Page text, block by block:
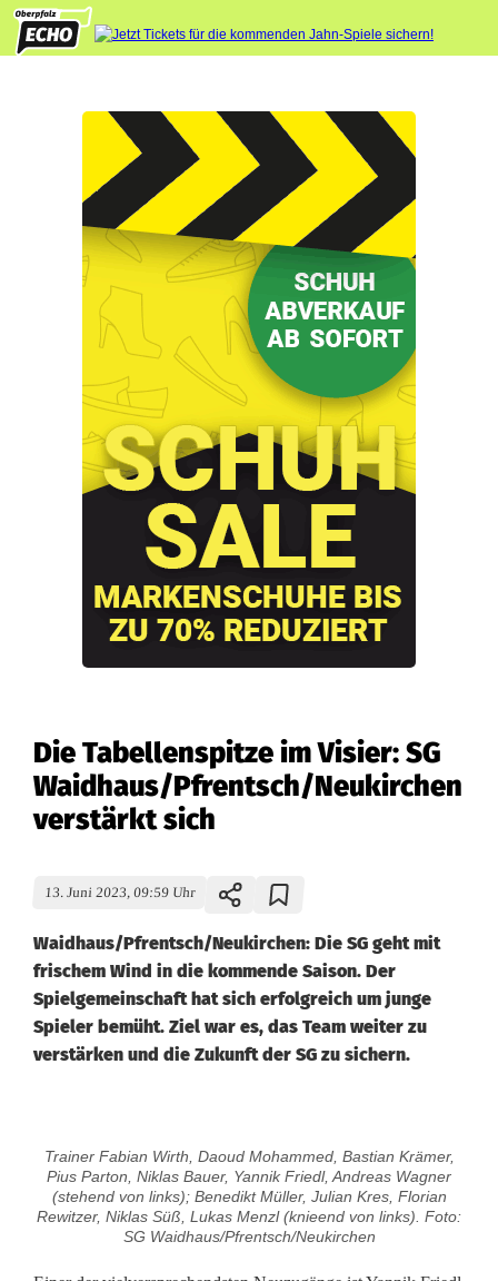
Die Tabellenspitze im Visier: SG
Waidhaus/Pfrentsch/Neukirchen
verstärkt sich
13. Juni 2023, 09:59 Uhr
Waidhaus/Pfrentsch/Neukirchen: Die SG geht mit
frischem Wind in die kommende Saison. Der
Spielgemeinschaft hat sich erfolgreich um junge
Spieler bemüht. Ziel war es, das Team weiter zu
verstärken und die Zukunft der SG zu sichern.
e
Trainer Fabian Wirth, Daoud Mohammed, Bastian Krämer,
Pius Parton, Niklas Bauer, Yannik Friedl, Andreas Wagner
(stehend von links); Benedikt Müller, Julian Kres, Florian
Rewitzer, Niklas Süß, Lukas Menzl (knieend von links). Foto:
SG Waidhaus/Pfrentsch/Neukirchen